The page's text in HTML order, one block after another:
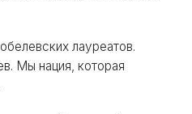
лауреатов.
Мы нация, которая